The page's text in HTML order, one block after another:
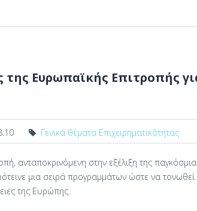
της Ευρωπαϊκής Επιτροπής
Γενικά θέματα Επιχειρηματικότητας
ανταποκρινόμενη στην εξέλιξη της
μια σειρά προγραμμάτων ώστε να τονωθεί
της Ευρώπης.